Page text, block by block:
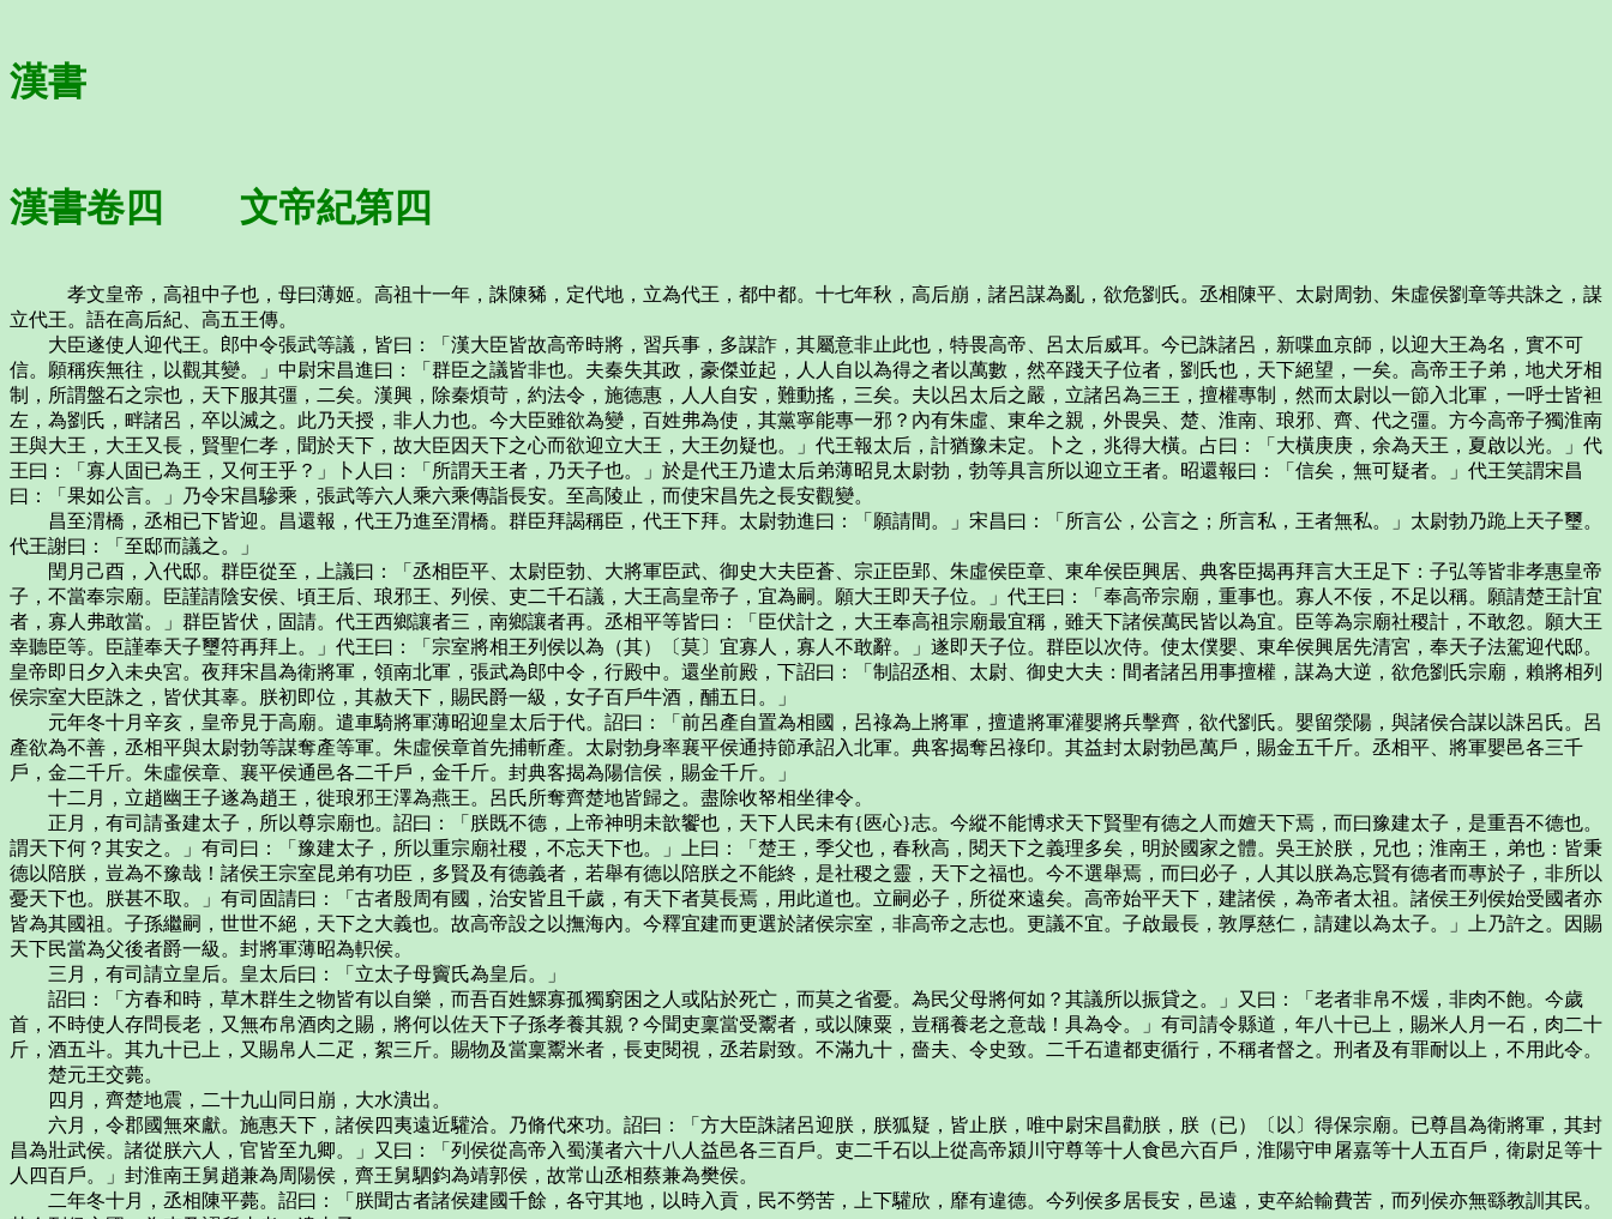
漢書
漢書卷四 文帝紀第四
孝文皇帝，高祖中子也，母曰薄姬。高祖十一年，誅陳豨，定代地，立為代王，都中都。十七年秋，高后崩，諸呂謀為亂，欲危劉氏。丞相陳平、太尉周勃、朱虛侯劉章等共誅之，謀
立代王。語在高后紀、高五王傳。
大臣遂使人迎代王。郎中令張武等議，皆曰：「漢大臣皆故高帝時將，習兵事，多謀詐，其屬意非止此也，特畏高帝、呂太后威耳。今已誅諸呂，新喋血京師，以迎大王為名，實不可
信。願稱疾無往，以觀其變。」中尉宋昌進曰：「群臣之議皆非也。夫秦失其政，豪傑並起，人人自以為得之者以萬數，然卒踐天子位者，劉氏也，天下絕望，一矣。高帝王子弟，地犬牙相
制，所謂盤石之宗也，天下服其彊，二矣。漢興，除秦煩苛，約法令，施德惠，人人自安，難動搖，三矣。夫以呂太后之嚴，立諸呂為三王，擅權專制，然而太尉以一節入北軍，一呼士皆袒
左，為劉氏，畔諸呂，卒以滅之。此乃天授，非人力也。今大臣雖欲為變，百姓弗為使，其黨寧能專一邪？內有朱虛、東牟之親，外畏吳、楚、淮南、琅邪、齊、代之彊。方今高帝子獨淮南
王與大王，大王又長，賢聖仁孝，聞於天下，故大臣因天下之心而欲迎立大王，大王勿疑也。」代王報太后，計猶豫未定。卜之，兆得大橫。占曰：「大橫庚庚，余為天王，夏啟以光。」代
王曰：「寡人固已為王，又何王乎？」卜人曰：「所謂天王者，乃天子也。」於是代王乃遣太后弟薄昭見太尉勃，勃等具言所以迎立王者。昭還報曰：「信矣，無可疑者。」代王笑謂宋昌
曰：「果如公言。」乃令宋昌驂乘，張武等六人乘六乘傳詣長安。至高陵止，而使宋昌先之長安觀變。
昌至渭橋，丞相已下皆迎。昌還報，代王乃進至渭橋。群臣拜謁稱臣，代王下拜。太尉勃進曰：「願請間。」宋昌曰：「所言公，公言之；所言私，王者無私。」太尉勃乃跪上天子璽。
代王謝曰：「至邸而議之。」
閏月己酉，入代邸。群臣從至，上議曰：「丞相臣平、太尉臣勃、大將軍臣武、御史大夫臣蒼、宗正臣郢、朱虛侯臣章、東牟侯臣興居、典客臣揭再拜言大王足下：子弘等皆非孝惠皇帝
子，不當奉宗廟。臣謹請陰安侯、頃王后、琅邪王、列侯、吏二千石議，大王高皇帝子，宜為嗣。願大王即天子位。」代王曰：「奉高帝宗廟，重事也。寡人不佞，不足以稱。願請楚王計宜
者，寡人弗敢當。」群臣皆伏，固請。代王西鄉讓者三，南鄉讓者再。丞相平等皆曰：「臣伏計之，大王奉高祖宗廟最宜稱，雖天下諸侯萬民皆以為宜。臣等為宗廟社稷計，不敢忽。願大王
幸聽臣等。臣謹奉天子璽符再拜上。」代王曰：「宗室將相王列侯以為（其）〔莫〕宜寡人，寡人不敢辭。」遂即天子位。群臣以次侍。使太僕嬰、東牟侯興居先清宮，奉天子法駕迎代邸。
皇帝即日夕入未央宮。夜拜宋昌為衛將軍，領南北軍，張武為郎中令，行殿中。還坐前殿，下詔曰：「制詔丞相、太尉、御史大夫：間者諸呂用事擅權，謀為大逆，欲危劉氏宗廟，賴將相列
侯宗室大臣誅之，皆伏其辜。朕初即位，其赦天下，賜民爵一級，女子百戶牛酒，酺五日。」
元年冬十月辛亥，皇帝見于高廟。遣車騎將軍薄昭迎皇太后于代。詔曰：「前呂產自置為相國，呂祿為上將軍，擅遣將軍灌嬰將兵擊齊，欲代劉氏。嬰留滎陽，與諸侯合謀以誅呂氏。呂
產欲為不善，丞相平與太尉勃等謀奪產等軍。朱虛侯章首先捕斬產。太尉勃身率襄平侯通持節承詔入北軍。典客揭奪呂祿印。其益封太尉勃邑萬戶，賜金五千斤。丞相平、將軍嬰邑各三千
戶，金二千斤。朱虛侯章、襄平侯通邑各二千戶，金千斤。封典客揭為陽信侯，賜金千斤。」
十二月，立趙幽王子遂為趙王，徙琅邪王澤為燕王。呂氏所奪齊楚地皆歸之。盡除收帑相坐律令。
正月，有司請蚤建太子，所以尊宗廟也。詔曰：「朕既不德，上帝神明未歆饗也，天下人民未有{匧心}志。今縱不能博求天下賢聖有德之人而嬗天下焉，而曰豫建太子，是重吾不德也。
謂天下何？其安之。」有司曰：「豫建太子，所以重宗廟社稷，不忘天下也。」上曰：「楚王，季父也，春秋高，閱天下之義理多矣，明於國家之體。吳王於朕，兄也；淮南王，弟也：皆秉
德以陪朕，豈為不豫哉！諸侯王宗室昆弟有功臣，多賢及有德義者，若舉有德以陪朕之不能終，是社稷之靈，天下之福也。今不選舉焉，而曰必子，人其以朕為忘賢有德者而專於子，非所以
憂天下也。朕甚不取。」有司固請曰：「古者殷周有國，治安皆且千歲，有天下者莫長焉，用此道也。立嗣必子，所從來遠矣。高帝始平天下，建諸侯，為帝者太祖。諸侯王列侯始受國者亦
皆為其國祖。子孫繼嗣，世世不絕，天下之大義也。故高帝設之以撫海內。今釋宜建而更選於諸侯宗室，非高帝之志也。更議不宜。子啟最長，敦厚慈仁，請建以為太子。」上乃許之。因賜
天下民當為父後者爵一級。封將軍薄昭為軹侯。
三月，有司請立皇后。皇太后曰：「立太子母竇氏為皇后。」
詔曰：「方春和時，草木群生之物皆有以自樂，而吾百姓鰥寡孤獨窮困之人或阽於死亡，而莫之省憂。為民父母將何如？其議所以振貸之。」又曰：「老者非帛不煖，非肉不飽。今歲
首，不時使人存問長老，又無布帛酒肉之賜，將何以佐天下子孫孝養其親？今聞吏稟當受鬻者，或以陳粟，豈稱養老之意哉！具為令。」有司請令縣道，年八十已上，賜米人月一石，肉二十
斤，酒五斗。其九十已上，又賜帛人二疋，絮三斤。賜物及當稟鬻米者，長吏閱視，丞若尉致。不滿九十，嗇夫、令史致。二千石遣都吏循行，不稱者督之。刑者及有罪耐以上，不用此令。
楚元王交薨。
四月，齊楚地震，二十九山同日崩，大水潰出。
六月，令郡國無來獻。施惠天下，諸侯四夷遠近驩洽。乃脩代來功。詔曰：「方大臣誅諸呂迎朕，朕狐疑，皆止朕，唯中尉宋昌勸朕，朕（已）〔以〕得保宗廟。已尊昌為衛將軍，其封
昌為壯武侯。諸從朕六人，官皆至九卿。」又曰：「列侯從高帝入蜀漢者六十八人益邑各三百戶。吏二千石以上從高帝潁川守尊等十人食邑六百戶，淮陽守申屠嘉等十人五百戶，衛尉足等十
人四百戶。」封淮南王舅趙兼為周陽侯，齊王舅駟鈞為靖郭侯，故常山丞相蔡兼為樊侯。
二年冬十月，丞相陳平薨。詔曰：「朕聞古者諸侯建國千餘，各守其地，以時入貢，民不勞苦，上下驩欣，靡有違德。今列侯多居長安，邑遠，吏卒給輸費苦，而列侯亦無繇教訓其民。